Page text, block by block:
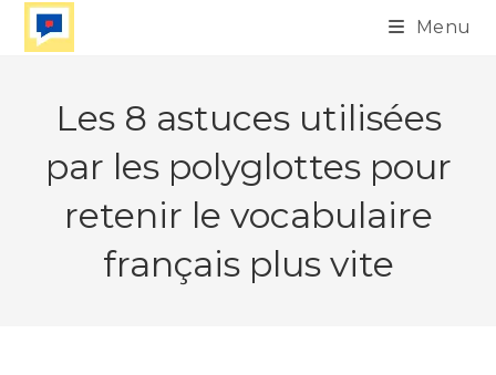
Skip
Menu
Les 8 astuces utilisées
par les polyglottes pour
retenir le vocabulaire
français plus vite